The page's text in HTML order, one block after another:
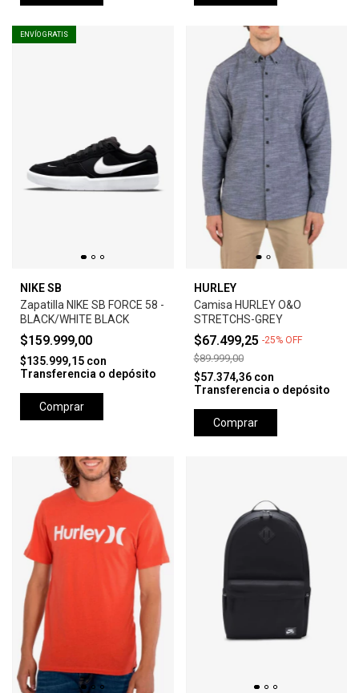
ENVÍO GRATIS
NIKE SB
Zapatilla NIKE SB FORCE 58 -
BLACK/WHITE BLACK
$159.999,00
$135.999,15 con
Transferencia o depósito
Comprar
HURLEY
Camisa HURLEY O&O
STRETCHS-GREY
$67.499,25 -25% OFF
$89.999,00
$57.374,36 con
Transferencia o depósito
Comprar